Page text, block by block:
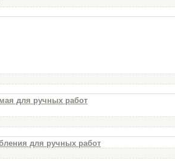
для ручных работ
для ручных работ